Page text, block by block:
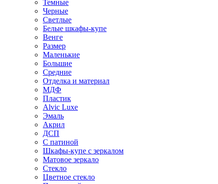
Темные
Черные
Светлые
Белые шкафы-купе
Венге
Размер
Маленькие
Большие
Средние
Отделка и материал
МДФ
Пластик
Alvic Luxe
Эмаль
Акрил
ДСП
С патиной
Шкафы-купе с зеркалом
Матовое зеркало
Стекло
Цветное стекло